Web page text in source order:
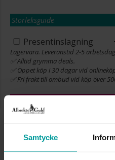
Samtycke
Storleksguide
Presentinslagning
Lagervara. Leveranstid 2-5
✅ Alltid grymma deals.
✅ Öppet köp i 30 dagar vid
✅ Fri frakt till ombud vid köp över
LÄGG I
INFO